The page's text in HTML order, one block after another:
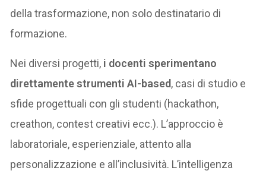
della trasformazione, non solo destinatario di
formazione.
Nei diversi progetti, i docenti sperimentano
direttamente strumenti AI-based, casi di studio e
sfide progettuali con gli studenti (hackathon,
creathon, contest creativi ecc.). L’approccio è
laboratoriale, esperienziale, attento alla
personalizzazione e all’inclusività. L’intelligenza